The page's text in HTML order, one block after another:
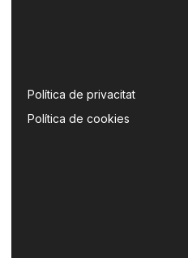
Política de privacitat
Política de cookies